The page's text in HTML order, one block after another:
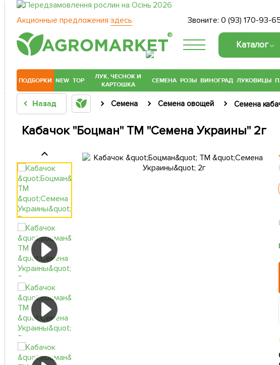
Акционные предложения здесь Звоните:0 (93) 170-93-
®
Каталог
ПОДБОРКИ NEW TOP
ЛУК, ЧЕСНОК И
КАРТОШКА
СЕМЕНА РОЗЫ ВИНОГРАД ЛУКОВИЦЫ
Назад Семена Семена овощей Семена
Кабачок "Боцман" ТМ "Семена Украины" 2г